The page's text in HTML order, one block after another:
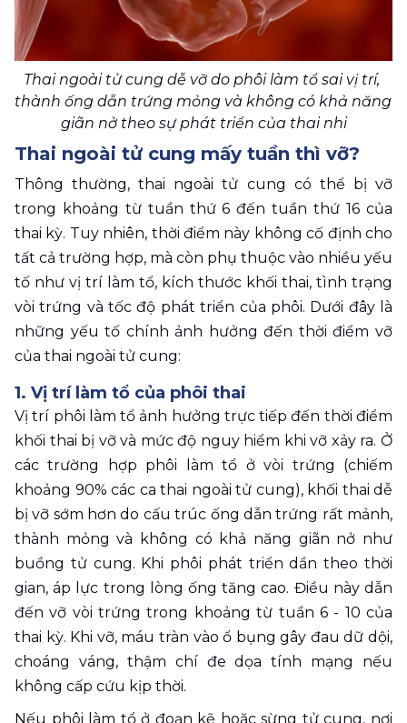
Thai ngoài tử cung dễ vỡ do phôi làm tổ sai vị trí,
thành ống dẫn trứng mỏng và không có khả năng
giãn nở theo sự phát triển của thai nhi
Thai ngoài tử cung mấy tuần thì vỡ?
Thông thường, thai ngoài tử cung có thể bị vỡ
trong khoảng từ tuần thứ 6 đến tuần thứ 16 của
thai kỳ. Tuy nhiên, thời điểm này không cố định cho
tất cả trường hợp, mà còn phụ thuộc vào nhiều yếu
tố như vị trí làm tổ, kích thước khối thai, tình trạng
vòi trứng và tốc độ phát triển của phôi. Dưới đây là
những yếu tố chính ảnh hưởng đến thời điểm vỡ
của thai ngoài tử cung:
1. Vị trí làm tổ của phôi thai
Vị trí phôi làm tổ ảnh hưởng trực tiếp đến thời điểm
khối thai bị vỡ và mức độ nguy hiểm khi vỡ xảy ra. Ở
các trường hợp phôi làm tổ ở vòi trứng (chiếm
khoảng 90% các ca thai ngoài tử cung), khối thai dễ
bị vỡ sớm hơn do cấu trúc ống dẫn trứng rất mảnh,
thành mỏng và không có khả năng giãn nở như
buồng tử cung. Khi phôi phát triển dần theo thời
gian, áp lực trong lòng ống tăng cao. Điều này dẫn
đến vỡ vòi trứng trong khoảng từ tuần 6 - 10 của
thai kỳ. Khi vỡ, máu tràn vào ổ bụng gây đau dữ dội,
choáng váng, thậm chí đe dọa tính mạng nếu
không cấp cứu kịp thời.
Nếu phôi làm tổ ở đoạn kẽ hoặc sừng tử cung, nơi